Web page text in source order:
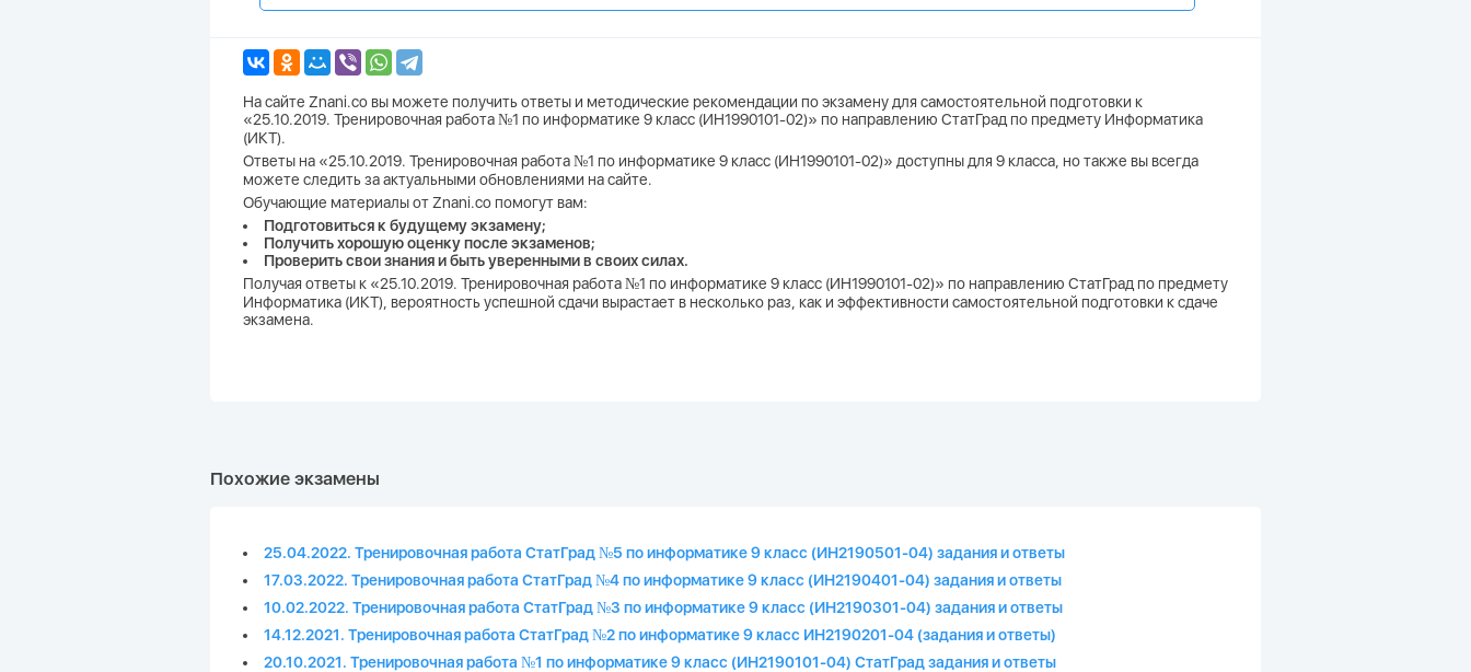
На сайте Znani.co вы можете получить ответы и методические рекомендации по экзамену для самостоятельной подготовки к
«25.10.2019. Тренировочная работа №1 по информатике 9 класс (ИН1990101-02)» по направлению СтатГрад по предмету Информатика
(ИКТ).
Ответы на «25.10.2019. Тренировочная работа №1 по информатике 9 класс (ИН1990101-02)» доступны для 9 класса, но также вы всегда
можете следить за актуальными обновлениями на сайте.
Обучающие материалы от Znani.co помогут вам:
Подготовиться к будущему экзамену;
Получить хорошую оценку после экзаменов;
Проверить свои знания и быть уверенными в своих силах.
Получая ответы к «25.10.2019. Тренировочная работа №1 по информатике 9 класс (ИН1990101-02)» по направлению СтатГрад по предмету
Информатика (ИКТ), вероятность успешной сдачи вырастает в несколько раз, как и эффективности самостоятельной подготовки к сдаче
экзамена.
Похожие экзамены
25.04.2022. Тренировочная работа СтатГрад №5 по информатике 9 класс (ИН2190501-04) задания и ответы
17.03.2022. Тренировочная работа СтатГрад №4 по информатике 9 класс (ИН2190401-04) задания и ответы
10.02.2022. Тренировочная работа СтатГрад №3 по информатике 9 класс (ИН2190301-04) задания и ответы
14.12.2021. Тренировочная работа СтатГрад №2 по информатике 9 класс ИН2190201-04 (задания и ответы)
20.10.2021. Тренировочная работа №1 по информатике 9 класс (ИН2190101-04) СтатГрад задания и ответы